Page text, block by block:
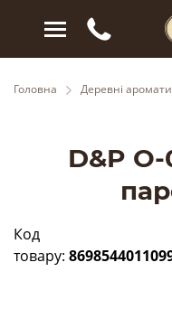
Головна Деревні аромати
D&P
Код
товару: